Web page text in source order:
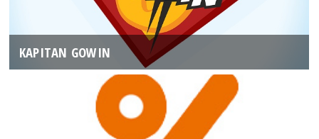
KAPITAN GOWIN